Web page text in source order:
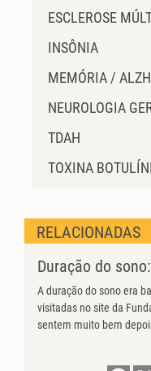
ESCLEROSE
INSÔNIA
MEMÓRIA /
NEUROLOGIA
TDAH
TOXINA
RELACIONADAS
Duração do
A duração do sono era
visitadas no site da
sentem muito bem